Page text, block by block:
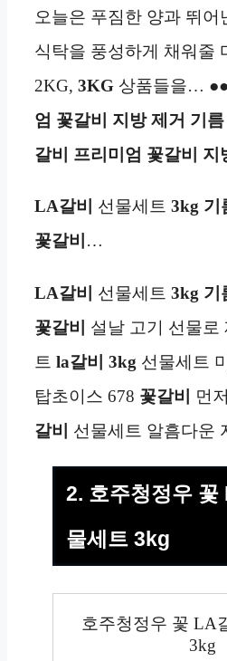
오늘은 푸짐한 양과 뛰어
식탁을 풍성하게 채워줄
2KG, 3KG 상품들을…
엄 꽃갈비 지방 제거 기름
갈비 프리미엄 꽃갈비 지
LA갈비 선물세트 3kg 기
꽃갈비 …
LA갈비 선물세트 3kg 기
꽃갈비
설날 고기 선물로
트 la갈비 3kg 선물세트
탑초이스 678 꽃갈비 먼
갈비
선물세트 알흠다운
2. 호주청정우 꽃
물세트 3kg
호주청정우 꽃 LA
3kg